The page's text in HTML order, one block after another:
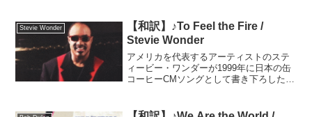
Stevie Wonder
【和訳】♪To Feel the Fire /
Stevie Wonder
アメリカを代表するアーティストのステ
ィービー・ワンダーが1999年に日本の缶
コーヒーCMソングとして書き下ろした曲
われますが、この曲に関しては缶コーヒ